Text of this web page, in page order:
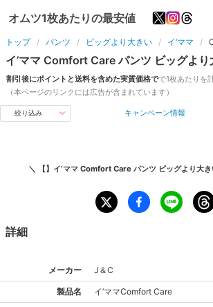
オムツ1枚あたりの最安値
トップ パンツ ビッグより大きい イ’ママ
イ’ママ Comfort Care パンツ ビッグよ
割引後にポイントと送料を含めた実質価格でで1枚あたりを
（本ページのリンクには広告が含まれています）
絞り込み キャンペーン情報
＼ 【】イ’ママ Comfort Care パンツ ビッグより大
詳細
メーカー J＆C
製品名 イ’ママComfort Care